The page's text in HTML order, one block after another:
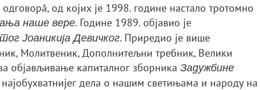
од којих је 1998. године настало тротомно
наше вере. Године 1989. објавио је
Јоаникија Девичког. Приредио је више
Молитвеник, Дополнитељни требник, Велики
објављивање капиталног зборника Задужбине
дела о нашим светињама и народу на